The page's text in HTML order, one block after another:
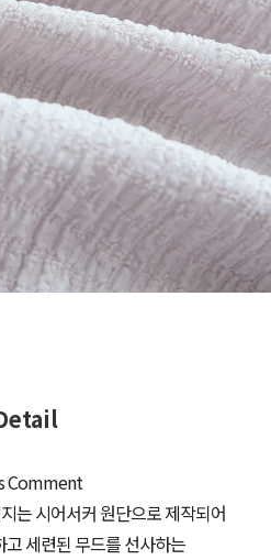
Comment
는 시어서커 원단으로 제작되어
세련된 무드를 선사하는